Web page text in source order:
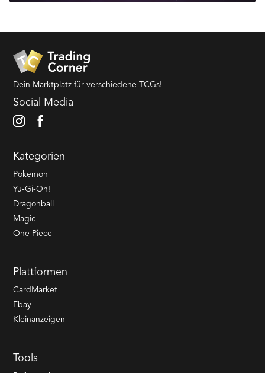
Dein Marktplatz für verschiedene TCGs!
Social Media
Kategorien
Pokemon
Yu-Gi-Oh!
Dragonball
Magic
One Piece
Plattformen
CardMarket
Ebay
Kleinanzeigen
Tools